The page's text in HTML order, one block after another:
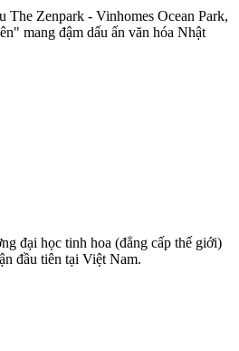
The Zenpark - Vinhomes Ocean Park,
mang đậm dấu ấn văn hóa Nhật
đại học tinh hoa (đẳng cấp thế giới)
đầu tiên tại Việt Nam.